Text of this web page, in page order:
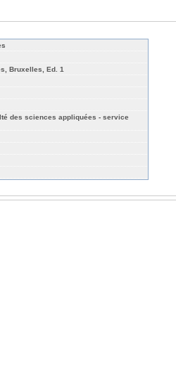
Bruxelles, Ed. 1
des sciences appliquées - service